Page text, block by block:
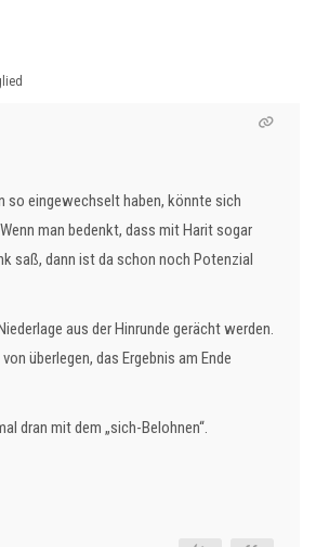
so eingewechselt haben, könnte sich
man bedenkt, dass mit Harit sogar
saß, dann ist da schon noch Potenzial
aus der Hinrunde gerächt werden.
überlegen, das Ergebnis am Ende
dran mit dem „sich-Belohnen“.